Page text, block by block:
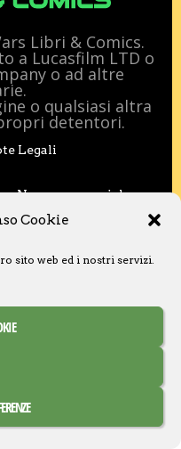
Cookie
sito web ed i nostri servizi.
Libri & Comics.
a Lucasfilm LTD o
o ad altre
o qualsiasi altra
detentori.
Legali
Non commerciale –